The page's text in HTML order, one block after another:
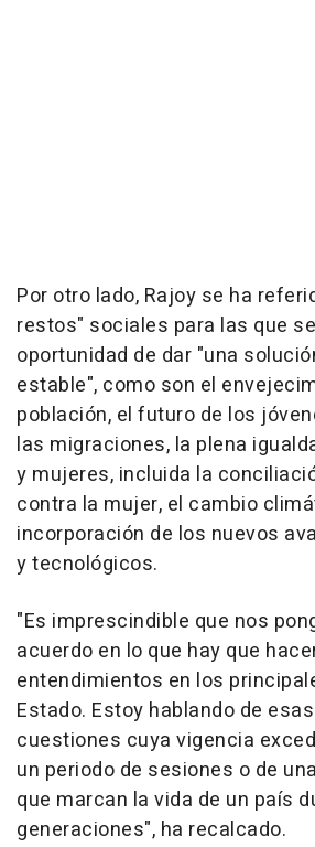
Por otro lado, Rajoy se ha
restos" sociales para las que
oportunidad de dar "una
estable", como son el
población, el futuro de los
las migraciones, la plena
y mujeres, incluida la
contra la mujer, el cambio
incorporación de los nuevos
y tecnológicos.
"Es imprescindible que nos
acuerdo en lo que hay que
entendimientos en los
Estado. Estoy hablando de
cuestiones cuya vigencia
un periodo de sesiones o de
que marcan la vida de un país
generaciones", ha recalcado.